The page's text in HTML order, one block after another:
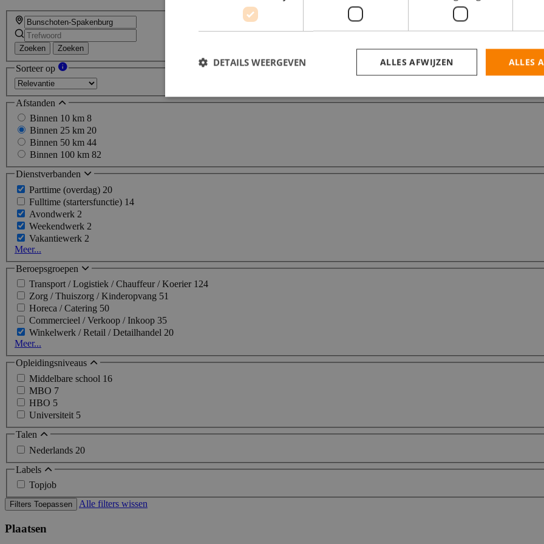
Zoeken Zoeken
Sorteer op
Afstanden
Binnen 10 km 8
Binnen 25 km 20
Binnen 50 km 44
Binnen 100 km 82
Dienstverbanden
Parttime (overdag) 20
Fulltime (startersfunctie) 14
Avondwerk 2
Weekendwerk 2
Vakantiewerk 2
Meer...
Beroepsgroepen
Transport / Logistiek / Chauffeur / Koerier 124
Zorg / Thuiszorg / Kinderopvang 51
Horeca / Catering 50
Commercieel / Verkoop / Inkoop 35
Winkelwerk / Retail / Detailhandel 20
Meer...
Opleidingsniveaus
Middelbare school 16
MBO 7
HBO 5
Universiteit 5
Talen
Nederlands 20
Labels
Topjob
Filters Toepassen Alle filters wissen
Plaatsen
ALLES
ALLES AFWIJZEN
DETAILS WEERGEVEN